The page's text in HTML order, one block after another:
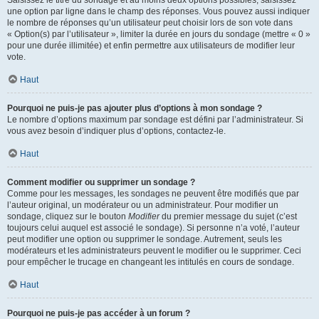
une option par ligne dans le champ des réponses. Vous pouvez aussi indiquer
le nombre de réponses qu’un utilisateur peut choisir lors de son vote dans
« Option(s) par l’utilisateur », limiter la durée en jours du sondage (mettre « 0 »
pour une durée illimitée) et enfin permettre aux utilisateurs de modifier leur
vote.
Haut
Pourquoi ne puis-je pas ajouter plus d’options à mon sondage ?
Le nombre d’options maximum par sondage est défini par l’administrateur. Si
vous avez besoin d’indiquer plus d’options, contactez-le.
Haut
Comment modifier ou supprimer un sondage ?
Comme pour les messages, les sondages ne peuvent être modifiés que par
l’auteur original, un modérateur ou un administrateur. Pour modifier un
sondage, cliquez sur le bouton Modifierdu premier message du sujet (c’est
toujours celui auquel est associé le sondage). Si personne n’a voté, l’auteur
peut modifier une option ou supprimer le sondage. Autrement, seuls les
modérateurs et les administrateurs peuvent le modifier ou le supprimer. Ceci
pour empêcher le trucage en changeant les intitulés en cours de sondage.
Haut
Pourquoi ne puis-je pas accéder à un forum ?